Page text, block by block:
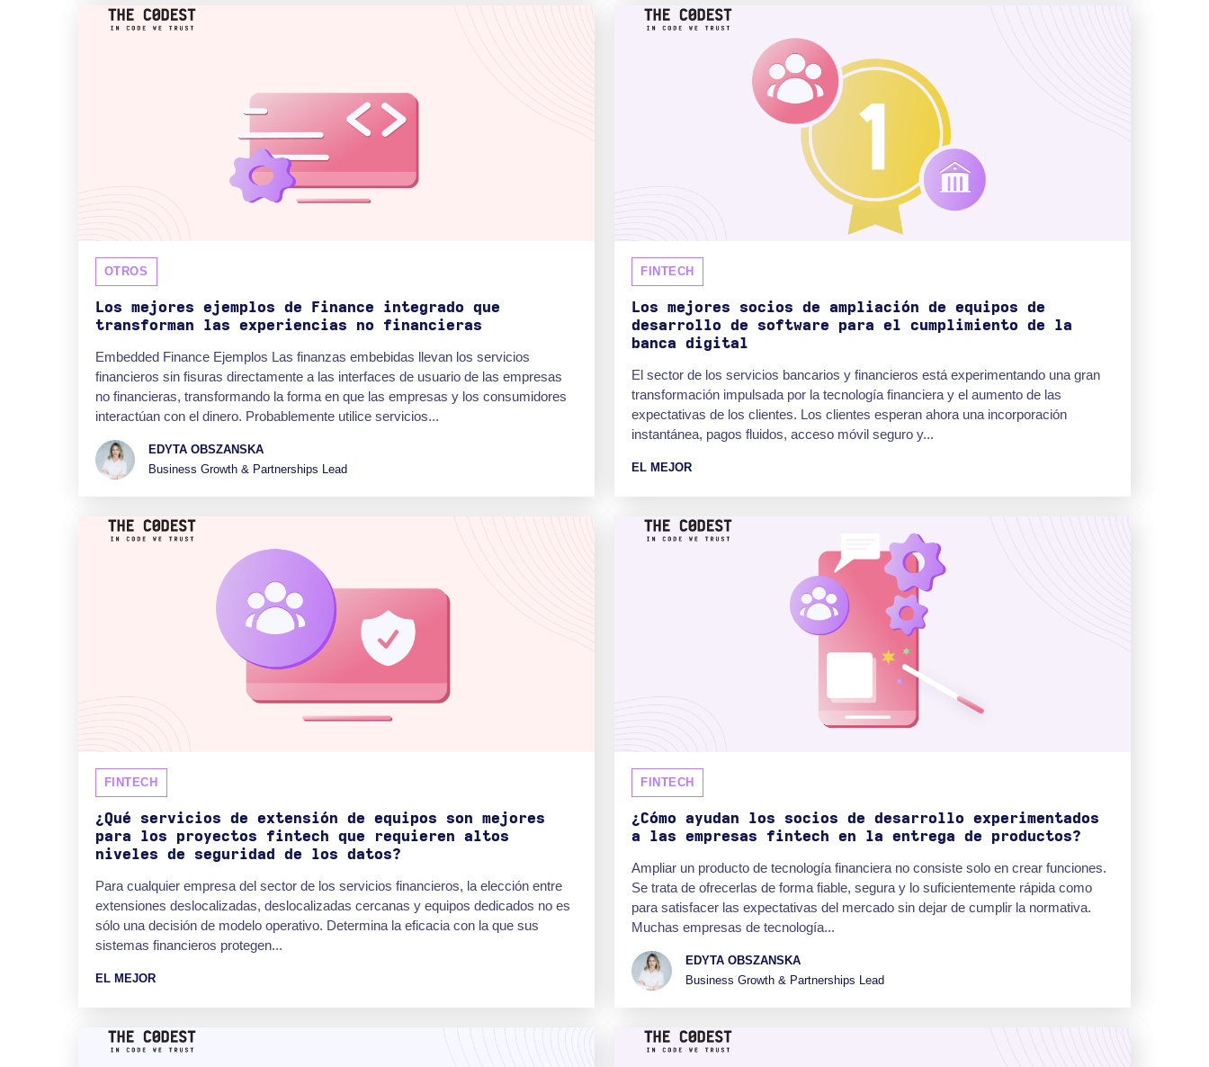
OTROS
Los mejores ejemplos de Finance integrado que
transforman las experiencias no financieras
Embedded Finance Ejemplos Las finanzas embebidas llevan los servicios
financieros sin fisuras directamente a las interfaces de usuario de las empresas
no financieras, transformando la forma en que las empresas y los consumidores
interactúan con el dinero. Probablemente utilice servicios...
EDYTA OBSZANSKA
Business Growth & Partnerships Lead
FINTECH
Los mejores socios de ampliación de equipos de
desarrollo de software para el cumplimiento de la
banca digital
El sector de los servicios bancarios y financieros está experimentando una gran
transformación impulsada por la tecnología financiera y el aumento de las
expectativas de los clientes. Los clientes esperan ahora una incorporación
instantánea, pagos fluidos, acceso móvil seguro y...
EL MEJOR
FINTECH
¿Qué servicios de extensión de equipos son mejores
para los proyectos fintech que requieren altos
niveles de seguridad de los datos?
Para cualquier empresa del sector de los servicios financieros, la elección entre
extensiones deslocalizadas, deslocalizadas cercanas y equipos dedicados no es
sólo una decisión de modelo operativo. Determina la eficacia con la que sus
sistemas financieros protegen...
EL MEJOR
FINTECH
¿Cómo ayudan los socios de desarrollo experimentados
a las empresas fintech en la entrega de productos?
Ampliar un producto de tecnología financiera no consiste solo en crear funciones.
Se trata de ofrecerlas de forma fiable, segura y lo suficientemente rápida como
para satisfacer las expectativas del mercado sin dejar de cumplir la normativa.
Muchas empresas de tecnología...
EDYTA OBSZANSKA
Business Growth & Partnerships Lead